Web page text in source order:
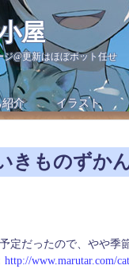
屋
@更新はほぼボット任せ
紹介 イラスト
きものずか
定だったので、やや季
http://www.marutar.com/